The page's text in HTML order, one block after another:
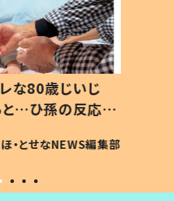
な80歳じいじ
と…ひ孫の反応に
「可愛くて仕方な
ほ・とせなNEWS編集部